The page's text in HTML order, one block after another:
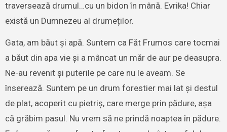
traversează drumul…cu un bidon în mână. Evrika! Chiar
există un Dumnezeu al drumeților.
Gata, am băut și apă. Suntem ca Făt Frumos care tocmai
a băut din apa vie și a mâncat un măr de aur pe deasupra.
Ne-au revenit și puterile pe care nu le aveam. Se
înserează. Suntem pe un drum forestier mai lat și destul
de plat, acoperit cu pietriș, care merge prin pădure, așa
că grăbim pasul. Nu vrem să ne prindă noaptea în pădure.